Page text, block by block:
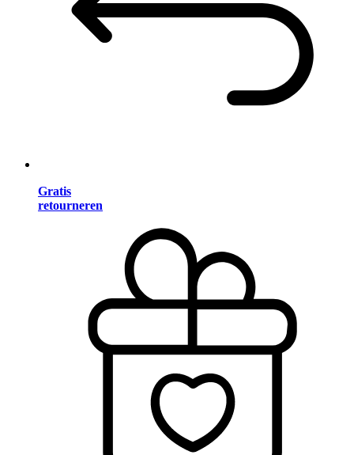
Gratis
retourneren